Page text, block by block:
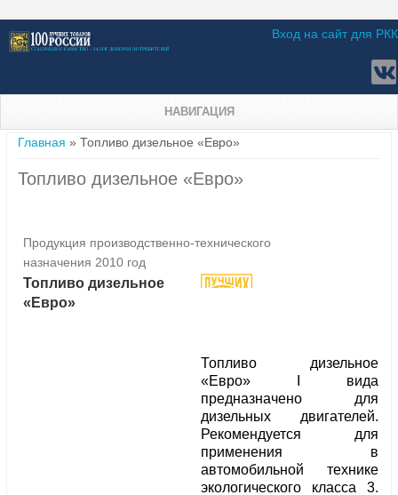
Вход на сайт для РКК
НАВИГАЦИЯ
Вы здесь
Главная » Топливо дизельное «Евро»
Топливо дизельное «Евро»
Продукция производственно-технического
назначения 2010 год
Топливо дизельное
«Евро»
Топливо дизельное
«Евро» I вида
предназначено для
дизельных двигателей.
Рекомендуется для
применения в
автомобильной технике
экологического класса 3.